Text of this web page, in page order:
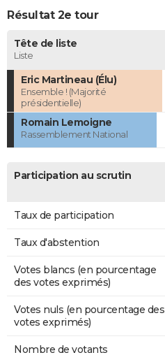
Résultat 2e tour
Tête de liste
Liste
Eric Martineau (Élu)
Ensemble ! (Majorité
présidentielle)
Romain Lemoigne
Rassemblement National
Participation au scrutin
Taux de participation
Taux d'abstention
Votes blancs (en pourcentage
des votes exprimés)
Votes nuls (en pourcentage des
votes exprimés)
Nombre de votants